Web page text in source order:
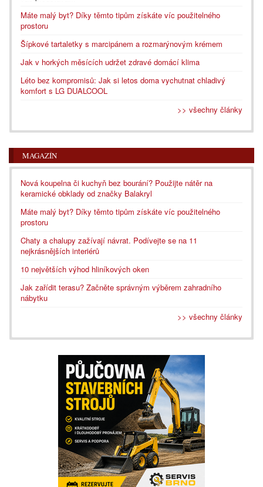
Máte malý byt? Díky těmto tipům získáte víc použitelného
prostoru
Šípkové tartaletky s marcipánem a rozmarýnovým krémem
Jak v horkých měsících udržet zdravé domácí klima
Léto bez kompromisů: Jak si letos doma vychutnat chladivý
komfort s LG DUALCOOL
>> všechny články
MAGAZÍN
Nová koupelna či kuchyň bez bourání? Použijte nátěr na
keramické obklady od značky Balakryl
Máte malý byt? Díky těmto tipům získáte víc použitelného
prostoru
Chaty a chalupy zažívají návrat. Podívejte se na 11
nejkrásnějších interiérů
10 největších výhod hliníkových oken
Jak zařídit terasu? Začněte správným výběrem zahradního
nábytku
>> všechny články